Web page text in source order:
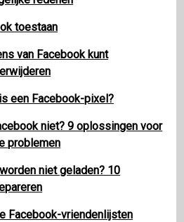
toestaan
van Facebook kunt
een Facebook-pixel?
niet? 9 oplossingen voor
problemen
niet geladen? 10
Facebook-vriendenlijsten